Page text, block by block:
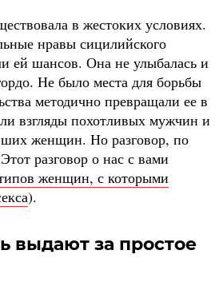
в жестоких условиях.
нравы сицилийского
ей шансов. Она не улыбалась и
Не было места для борьбы
методично превращали ее в
взгляды похотливых мужчин и
женщин. Но разговор, по
разговор о нас с вами
женщин, с которыми
).
выдают за простое